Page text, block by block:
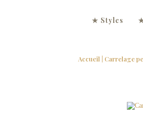
★ Styles
Accueil Carrelage